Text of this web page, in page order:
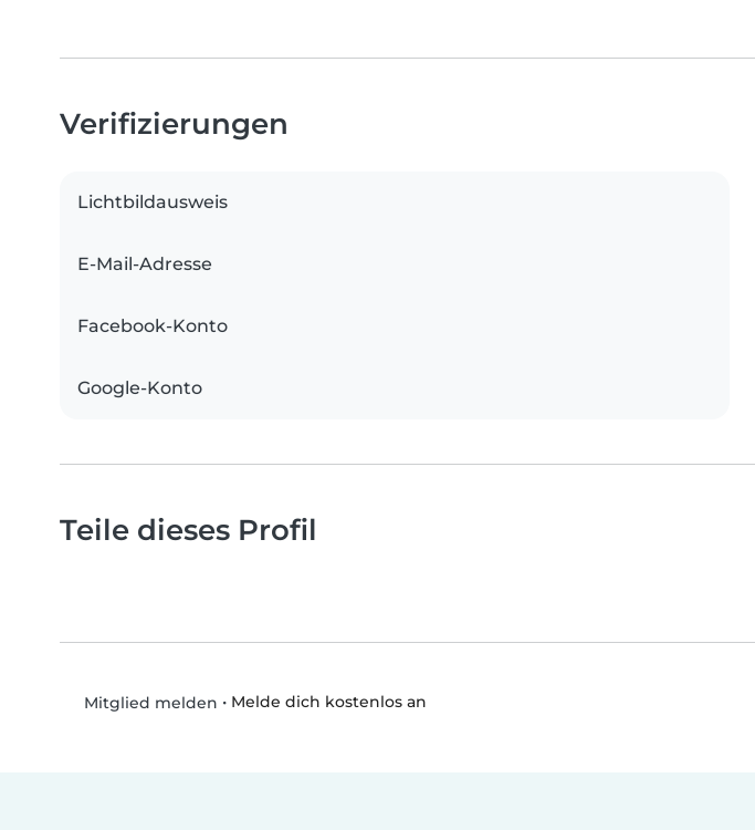
Verifizierungen
Lichtbildausweis
E-Mail-Adresse
Facebook-Konto
Google-Konto
Teile dieses Profil
Mitglied melden • Melde dich kostenlos an